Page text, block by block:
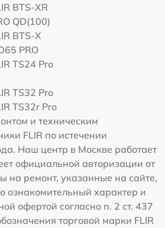
BTS-XR
QD(100)
BTS-X
PRO
TS24 Pro
TS32 Pro
TS32r Pro
и техническим
FLIR по истечении
Наш центр в Москве работает
официальной авторизации от
на ремонт, указанные на сайте,
ознакомительный характер и
офертой согласно п. 2 ст. 437
торговой марки FLIR